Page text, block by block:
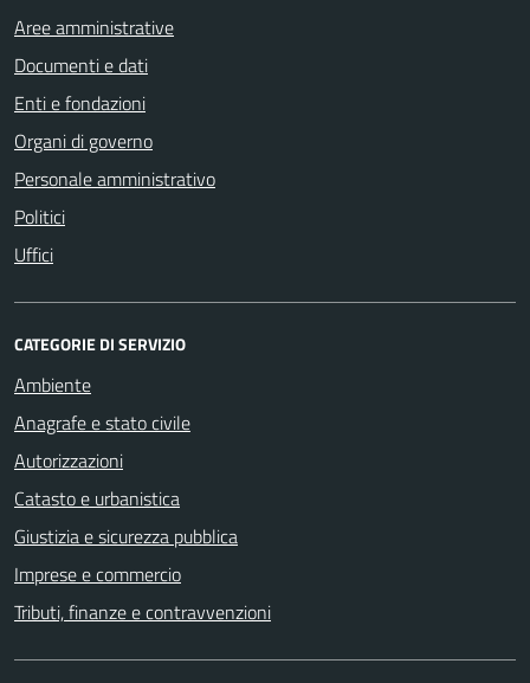
Aree amministrative
Documenti e dati
Enti e fondazioni
Organi di governo
Personale amministrativo
Politici
Uffici
CATEGORIE DI SERVIZIO
Ambiente
Anagrafe e stato civile
Autorizzazioni
Catasto e urbanistica
Giustizia e sicurezza pubblica
Imprese e commercio
Tributi, finanze e contravvenzioni